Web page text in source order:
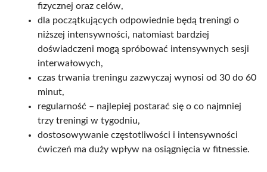
fizycznej oraz celów,
dla początkujących odpowiednie będą treningi o
niższej intensywności, natomiast bardziej
doświadczeni mogą spróbować intensywnych sesji
interwałowych,
czas trwania treningu zazwyczaj wynosi od 30 do 60
minut,
regularność – najlepiej postarać się o co najmniej
trzy treningi w tygodniu,
dostosowywanie częstotliwości i intensywności
ćwiczeń ma duży wpływ na osiągnięcia w fitnessie.